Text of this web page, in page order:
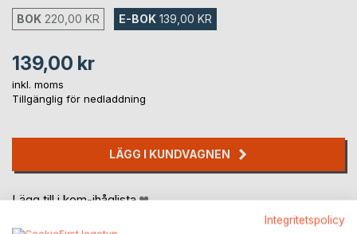
BOK 220,00 KR E-BOK 139,00 KR
139,00 kr
inkl. moms
Tillgänglig för nedladdning
LÄGG I KUNDVAGNEN
Lägg till i kom-ihåglista
Integritetspolicy